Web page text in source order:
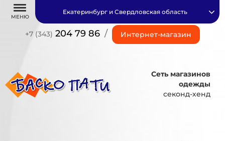
МЕНЮ
+7 (343) 204 79 86 / Интернет-магазин
Екатеринбург и Свердловская область
Сеть магазинов
одежды
секонд-хенд